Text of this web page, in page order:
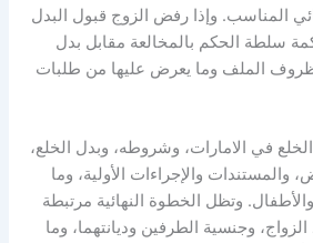
المناسب. وإذا رفض الزوج قبول البدل
سلطة الحكم بالمخالعة مقابل بدل
الملف وما يعرض عليها من طلبات
في الامارات، وشروطه، وبدل الخلع،
والإجراءات الأولية، وما
وتظل الخطوة النهائية مرتبطة
وجنسية الطرفين وديانتهما، وما